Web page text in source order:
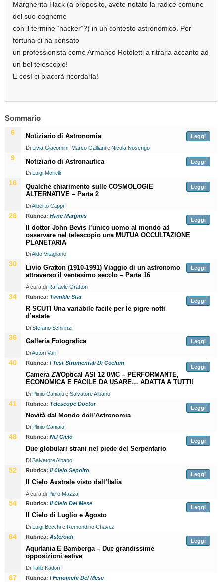
Margherita Hack (a proposito, avete notato la radice comune
del suo cognome
con il termine “hacker”?) in un contesto astronomico. Per
fortuna ci ha pensato
un professionista come Armando Rotoletti a ritrarla accanto ad
un bel telescopio!
E così ci piacerà ricordarla!
Sommario
6
Leggi
Notiziario di Astronomia
Di Livia Giacomini Marco Galliani e Nicola Nosengo
9 Leggi
Notiziario di Astronautica
Di Luigi Morielli
16 Leggi
Qualche chiarimento sulle COSMOLOGIE
ALTERNATIVE – Parte 2
DiAlberto Cappi
26 Leggi
Rubrica: Hanc Marginis
Il dottor John Bevis l’unico uomo al mondo ad
osservare nel telescopio una MUTUA OCCULTAZIONE
PLANETARIA
DiAldo Vitagliano
30 Leggi
Livio Gratton (1910-1991) Viaggio di un astronomo
attraverso il ventesimo secolo – Parte 16
A cura di Raffaele Gratton
34 Leggi
Rubrica: Twinkle Star
R SCUTI Una variabile facile per le pigre notti
d’estate
Di Stefano Schirinzi
36 Leggi
Galleria Fotografica
DiAutori Vari
40 Leggi
Rubrica: I Test Strumentali Di Coelum
Camera ZWOptical ASI 12 0MC – PERFORMANTE,
ECONOMICA E FACILE DA USARE… ADATTA A TUTTI!
Di Plinio Camaiti e Salvatore Albano
41 Leggi
Rubrica: Telescope Doctor
Novità dal Mondo dell’Astronomia
Di Plinio Camaiti
48 Leggi
Rubrica: Nel Cielo
Due globulari strani nel piede del Serpentario
Di Salvatore Albano
52 Leggi
Rubrica: Il Cielo Sepolto
Il Cielo Australe visto dall’Italia
A cura di Piero Mazza
54 Leggi
Rubrica: Il Cielo Del Mese
Il Cielo di Luglio e Agosto
Di Luigi Becchi e Remondino Chavez
64 Leggi
Rubrica: Asteroidi
Aquitania E Bamberga – Due grandissime
opposizioni estive
Di Talib Kadori
67 Rubrica: I Fenomeni Del Mese